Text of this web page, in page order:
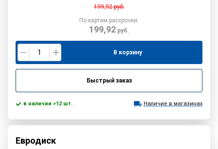
199,92руб.
По картам рассрочки:
199,92руб.
В корзину
Быстрый заказ
в наличии >12 шт. Наличие в магазинах
Евродиск